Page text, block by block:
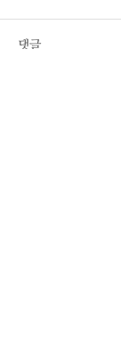
댓글